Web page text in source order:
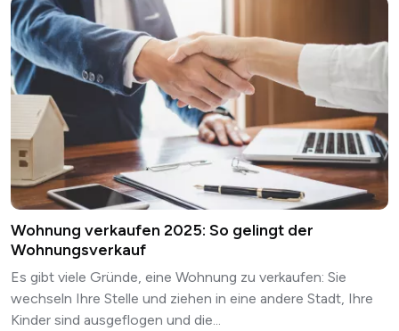
Wohnung verkaufen 2025: So gelingt der
Wohnungsverkauf
Es gibt viele Gründe, eine Wohnung zu verkaufen: Sie
wechseln Ihre Stelle und ziehen in eine andere Stadt, Ihre
Kinder sind ausgeflogen und die...